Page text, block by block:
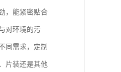
，能紧密贴合
对环境的污
同需求，定制
片装还是其他